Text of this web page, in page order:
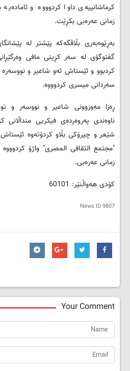
کرماشانییەی داوا کردوووە و
زمانی عەرەبی بکڕێت.
بەڕێوەبەری بڵاڤگەکە پێشتر لە
گفتوگۆی لە سەر کڕینی مافی
کردبوو و ئێستاش ئەو شاعیر و
سەردانی میسری کردوووە.
ڕەزا مەوزوونی شاعیر و نووسەر و
ناوەندی پەروەردەی فیکریی
شێعر و چیرۆکی بڵاو کردۆتەوە
"مجتمع الثقافی المصری" واژۆ کردوووە
زمانی عەرەبی.
کۆدی هەواڵنێر: 60101
News ID9807
Your Comment